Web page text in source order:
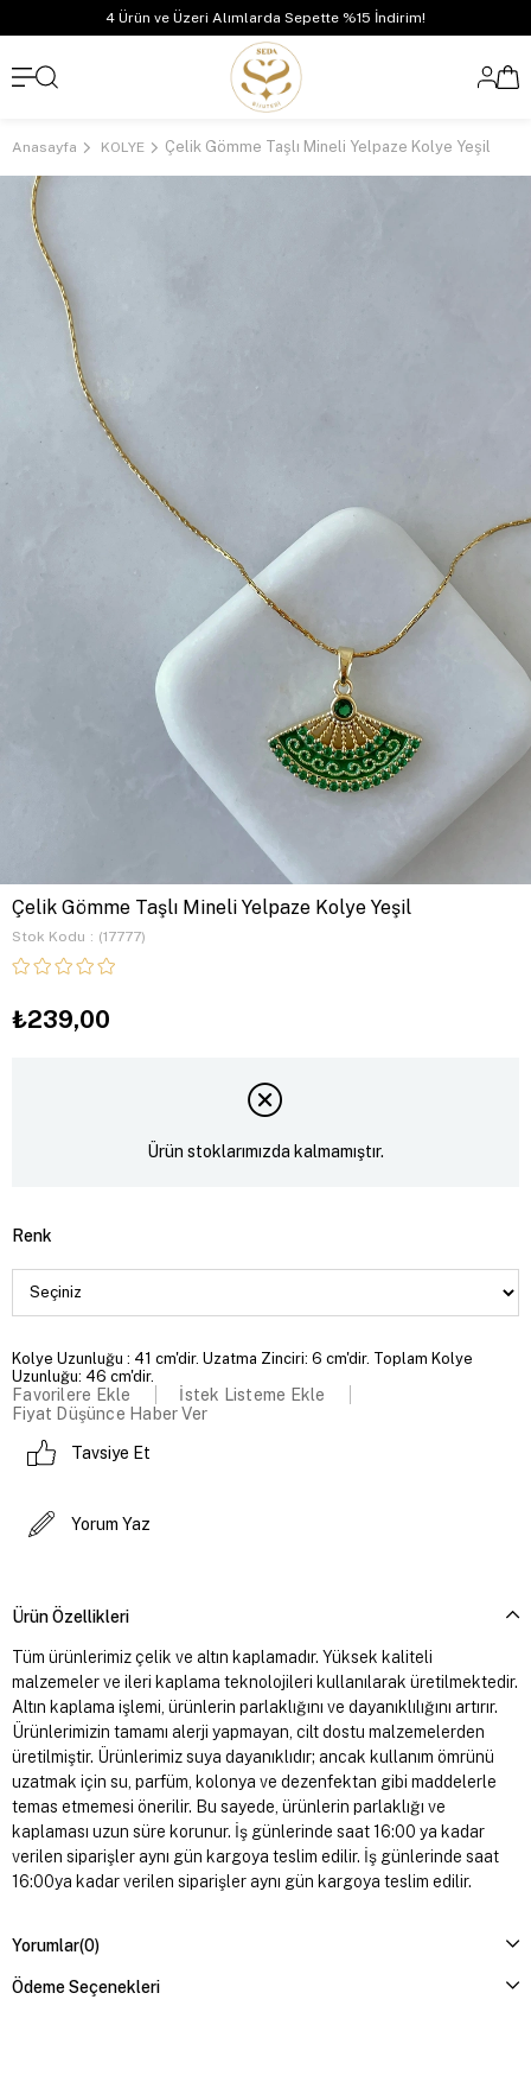
4 Ürün ve Üzeri Alımlarda Sepette %15 İndirim!
Anasayfa KOLYE Çelik Gömme Taşlı Mineli Yelpaze Kolye Yeşil
Çelik Gömme Taşlı Mineli Yelpaze Kolye Yeşil
Stok Kodu (17777)
₺239,00
Ürün stoklarımızda kalmamıştır.
Renk
Kolye Uzunluğu : 41 cm'dir. Uzatma Zinciri: 6 cm'dir. Toplam Kolye
Uzunluğu: 46 cm'dir.
Favorilere Ekle
İstek Listeme Ekle
Fiyat Düşünce Haber Ver
Tavsiye Et
Yorum Yaz
Ürün Özellikleri
Tüm ürünlerimiz çelik ve altın kaplamadır. Yüksek kaliteli
malzemeler ve ileri kaplama teknolojileri kullanılarak üretilmektedir.
Altın kaplama işlemi, ürünlerin parlaklığını ve dayanıklılığını artırır.
Ürünlerimizin tamamı alerji yapmayan, cilt dostu malzemelerden
üretilmiştir. Ürünlerimiz suya dayanıklıdır; ancak kullanım ömrünü
uzatmak için su, parfüm, kolonya ve dezenfektan gibi maddelerle
temas etmemesi önerilir. Bu sayede, ürünlerin parlaklığı ve
kaplaması uzun süre korunur. İş günlerinde saat 16:00 ya kadar
verilen siparişler aynı gün kargoya teslim edilir. İş günlerinde saat
16:00ya kadar verilen siparişler aynı gün kargoya teslim edilir.
Yorumlar(0)
Ödeme Seçenekleri